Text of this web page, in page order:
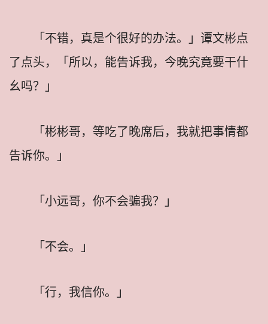
「不错，真是个很好的办法。」谭文彬点
了点头，「所以，能告诉我，今晚究竟要干什
幺吗？」
「彬彬哥，等吃了晚席后，我就把事情都
告诉你。」
「小远哥，你不会骗我？」
「不会。」
「行，我信你。」